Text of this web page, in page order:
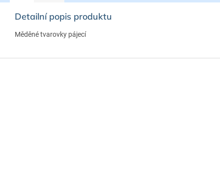
Detailní popis produktu
Měděné tvarovky pájecí
Z